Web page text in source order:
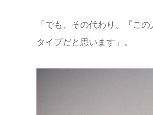
「でも、その代わり、『こ
タイプだと思います」。